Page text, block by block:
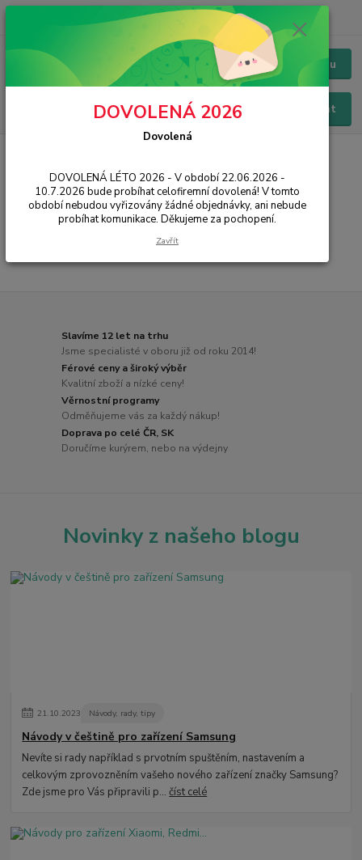
Menu
Hledat
Chat / Online podpora - 24/7
Ascend G750
Slavíme 12 let na trhu
Jsme specialisté v oboru již od roku 2014!
Férové ceny a široký výběr
Kvalitní zboží a nízké ceny!
Věrnostní programy
Odměňujeme vás za každý nákup!
Doprava po celé ČR, SK
Doručíme kurýrem, nebo na výdejny
Novinky z našeho blogu
21.10.2023 Návody, rady, tipy
Návody v češtině pro zařízení Samsung
Nevíte si rady například s prvotním spuštěním, nastavením a
celkovým zprovozněním vašeho nového zařízení značky Samsung?
Zde jsme pro Vás připravili p...číst celé
DOVOLENÁ 2026
Dovolená
DOVOLENÁ LÉTO 2026 - V období 22.06.2026 -
10.7.2026 bude probíhat celofiremní dovolená! V tomto
období nebudou vyřizovány žádné objednávky, ani nebude
probíhat komunikace. Děkujeme za pochopení.
Zavřít